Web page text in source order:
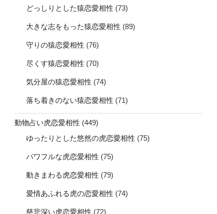
どっしりとした猿恋愛相性 (73)
大きな志をもった猿恋愛相性 (89)
守りの猿恋愛相性 (76)
尽くす猿恋愛相性 (70)
気分屋の猿恋愛相性 (74)
落ち着きのない猿恋愛相性 (71)
動物占い虎恋愛相性 (449)
ゆったりとした悠然の虎恋愛相性 (75)
パワフルな虎恋愛相性 (75)
動きまわる虎恋愛相性 (79)
愛情あふれる虎の恋愛相性 (74)
慈悲深い虎恋愛相性 (72)